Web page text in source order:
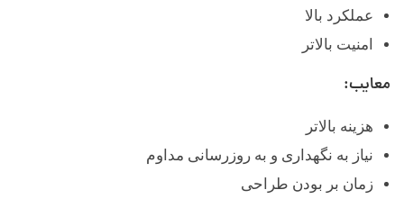
عملکرد بالا
امنیت بالاتر
معایب:
هزینه بالاتر
نیاز به نگهداری و به روزرسانی مداوم
زمان بر بودن طراحی